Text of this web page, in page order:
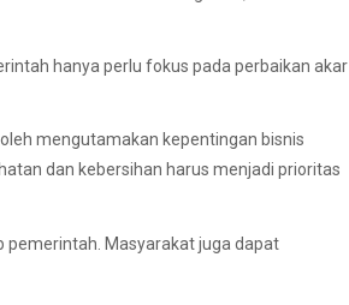
hanya perlu fokus pada perbaikan akar
mengutamakan kepentingan bisnis
dan kebersihan harus menjadi prioritas
pemerintah. Masyarakat juga dapat